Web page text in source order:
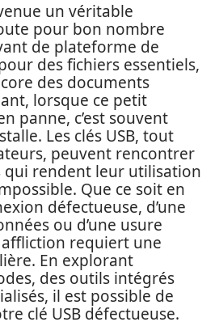
un véritable
pour bon nombre
de plateforme de
des fichiers essentiels,
des documents
lorsque ce petit
panne, c’est souvent
Les clés USB, tout
peuvent rencontrer
qui rendent leur utilisation
Que ce soit en
défectueuse, d’une
ou d’une usure
requiert une
En explorant
des outils intégrés
il est possible de
clé USB défectueuse.